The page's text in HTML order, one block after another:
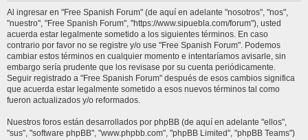
Al ingresar en "Free Spanish Forum" (de aquí en adelante "nosotros", "nos",
"nuestro", "Free Spanish Forum", "https://www.sipuebla.com/forum"), usted
acuerda estar legalmente sometido a los siguientes términos. En caso
contrario por favor no se registre y/o use "Free Spanish Forum". Podemos
cambiar estos términos en cualquier momento e intentaríamos avisarle, sin
embargo sería prudente que los revisase por su cuenta periódicamente.
Seguir registrado a "Free Spanish Forum" después de esos cambios significa
que acuerda estar legalmente sometido a esos nuevos términos tal como
fueron actualizados y/o reformados.
Nuestros foros están desarrollados por phpBB (de aquí en adelante "ellos",
"sus", "software phpBB", "www.phpbb.com", "phpBB Limited", "phpBB Teams")